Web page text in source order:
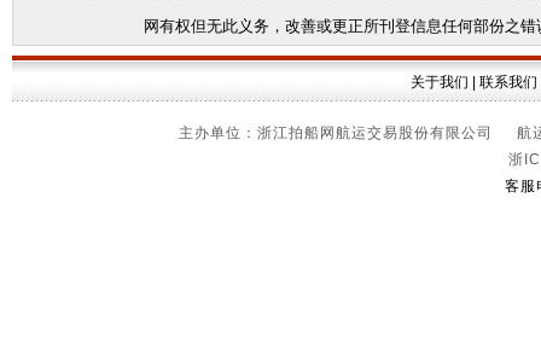
网有权但无此义务，改善或更正所刊登信息任何部份之错
关于我们 联系我们
主办单位：浙江拍船网航运交易股份有限公司
浙
客服